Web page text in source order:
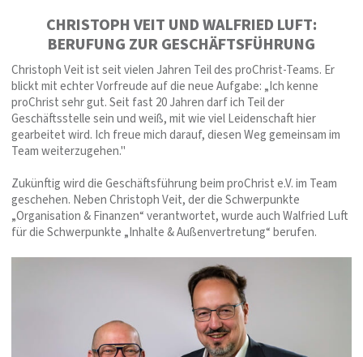
CHRISTOPH VEIT UND WALFRIED LUFT:
BERUFUNG ZUR GESCHÄFTSFÜHRUNG
Christoph Veit ist seit vielen Jahren Teil des proChrist-Teams. Er
blickt mit echter Vorfreude auf die neue Aufgabe: „Ich kenne
proChrist sehr gut. Seit fast 20 Jahren darf ich Teil der
Geschäftsstelle sein und weiß, mit wie viel Leidenschaft hier
gearbeitet wird. Ich freue mich darauf, diesen Weg gemeinsam im
Team weiterzugehen."
Zukünftig wird die Geschäftsführung beim proChrist e.V. im Team
geschehen. Neben Christoph Veit, der die Schwerpunkte
„Organisation & Finanzen“ verantwortet, wurde auch Walfried Luft
für die Schwerpunkte „Inhalte & Außenvertretung“ berufen.